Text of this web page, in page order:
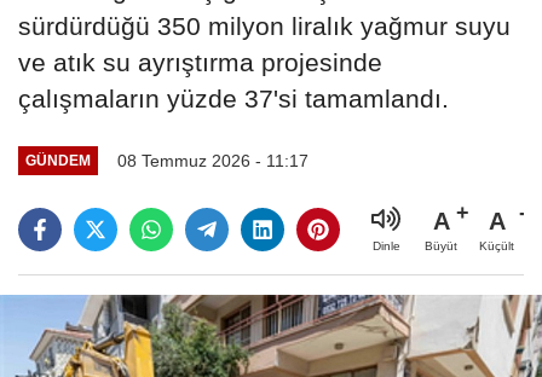
sürdürdüğü 350 milyon liralık yağmur suyu
ve atık su ayrıştırma projesinde
çalışmaların yüzde 37'si tamamlandı.
GÜNDEM 08 Temmuz 2026 - 11:17
Dinle
A
Büyüt
A
Küçült